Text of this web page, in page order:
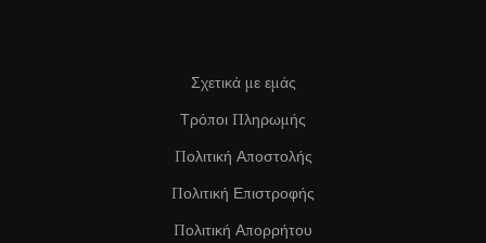
Σχετικά με εμάς
Τρόποι Πληρωμής
Πολιτική Αποστολής
Πολιτική Επιστροφής
Πολιτική Απορρήτου